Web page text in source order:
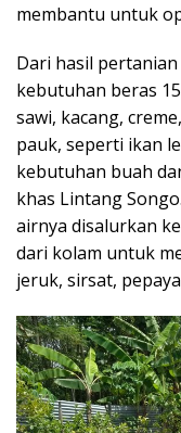
membantu untuk
Dari hasil
kebutuhan beras
sawi, kacang,
pauk, seperti ikan
kebutuhan buah
khas Lintang
airnya disalurkan
dari kolam untuk
jeruk, sirsat,